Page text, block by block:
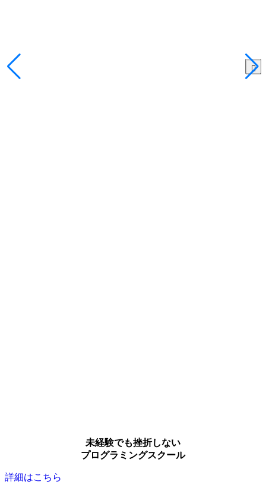
未経験でも挫折しない
プログラミングスクール
詳細はこちら